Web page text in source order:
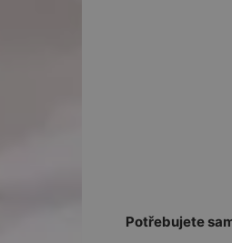
Potřebujete